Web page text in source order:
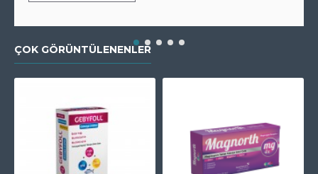
ÇOK GÖRÜNTÜLENENLER